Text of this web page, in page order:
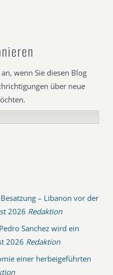
wenn Sie diesen Blog
über neue
– Libanon vor der
2026 Redaktion
Sanchez wird ein
2026 Redaktion
einer herbeigeführten